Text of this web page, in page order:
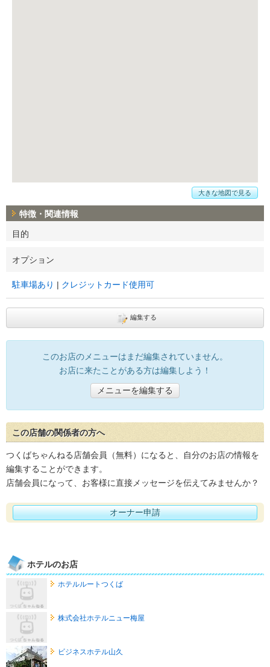
大きな地図で見る
特徴・関連情報
目的
オプション
駐車場あり クレジットカード使用可
編集する
このお店のメニューはまだ編集されていません。
お店に来たことがある方は編集しよう！
メニューを編集する
この店舗の関係者の方へ
つくばちゃんねる店舗会員（無料）になると、自分のお店の情報を
編集することができます。
店舗会員になって、お客様に直接メッセージを伝えてみませんか？
オーナー申請
ホテルのお店
ホテルルートつくば
株式会社ホテルニュー梅屋
ビジネスホテル山久